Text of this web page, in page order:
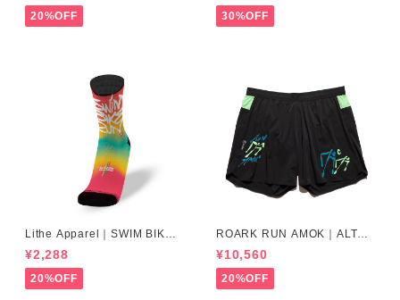
20%OFF 30%OFF
Lithe Apparel｜SWIM BIKE
RUN [COLOR]
¥2,288
20%OFF
ROARK RUN AMOK｜ALTA
5" Col.BLACK FJORD
¥10,560
20%OFF